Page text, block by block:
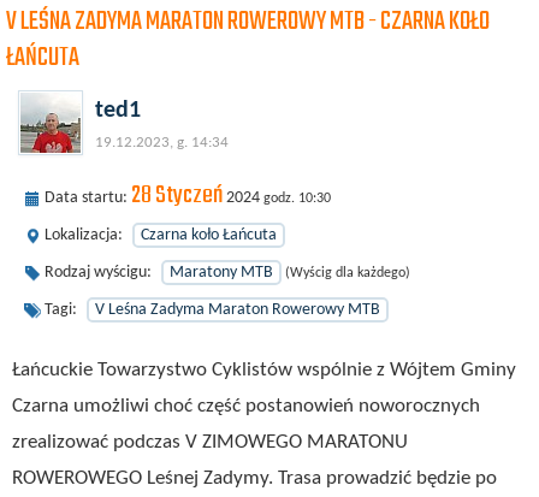
V LEŚNA ZADYMA MARATON ROWEROWY MTB - CZARNA KOŁO
ŁAŃCUTA
ted1
19.12.2023, g. 14:34
Data startu: 28 Styczeń 2024 godz. 10:30
Lokalizacja: Czarna koło Łańcuta
Rodzaj wyścigu: Maratony MTB (Wyścig dla każdego)
Tagi: V Leśna Zadyma Maraton Rowerowy MTB
Łańcuckie Towarzystwo Cyklistów wspólnie z Wójtem Gminy
Czarna umożliwi choć część postanowień noworocznych
zrealizować podczas V ZIMOWEGO MARATONU
ROWEROWEGO Leśnej Zadymy. Trasa prowadzić będzie po